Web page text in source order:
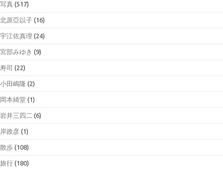
写真 (517)
北原亞以子 (16)
宇江佐真理 (24)
宮部みゆき (9)
寿司 (22)
小田嶋隆 (2)
岡本綺堂 (1)
岩井三四二 (6)
岸政彦 (1)
散歩 (108)
旅行 (180)